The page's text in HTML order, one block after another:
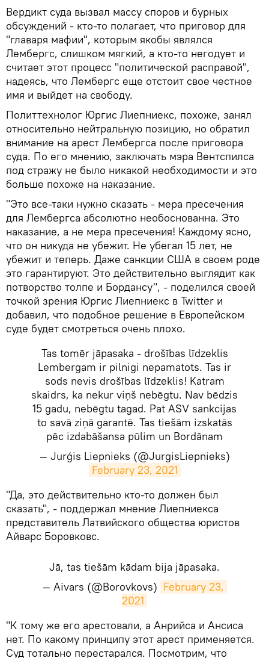
Вердикт суда вызвал массу споров и бурных
обсуждений - кто-то полагает, что приговор для
"главаря мафии", которым якобы являлся
Лембергс, слишком мягкий, а кто-то негодует и
считает этот процесс "политической расправой",
надеясь, что Лембергс еще отстоит свое честное
имя и выйдет на свободу.
Политтехнолог Юргис Лиепниекс, похоже, занял
относительно нейтральную позицию, но обратил
внимание на арест Лембергса после приговора
суда. По его мнению, заключать мэра Вентспилса
под стражу не было никакой необходимости и это
больше похоже на наказание.
"Это все-таки нужно сказать - мера пресечения
для Лембергса абсолютно необоснованна. Это
наказание, а не мера пресечения! Каждому ясно,
что он никуда не убежит. Не убегал 15 лет, не
убежит и теперь. Даже санкции США в своем роде
это гарантируют. Это действительно выглядит как
потворство толпе и Бордансу", - поделился своей
точкой зрения Юргис Лиепниекс в Twitter и
добавил, что подобное решение в Европейском
суде будет смотреться очень плохо.
Tas tomēr jāpasaka - drošības līdzeklis
Lembergam ir pilnigi nepamatots. Tas ir
sods nevis drošības līdzeklis! Katram
skaidrs, ka nekur viņš nebēgtu. Nav bēdzis
15 gadu, nebēgtu tagad. Pat ASV sankcijas
to savā ziņā garantē. Tas tiešām izskatās
pēc izdabāšansa pūlim un Bordānam
— Jurģis Liepnieks (@JurgisLiepnieks)
February 23, 2021
​"Да, это действительно кто-то должен был
сказать", - поддержал мнение Лиепниекса
представитель Латвийского общества юристов
Айварс Боровковс.
Jā, tas tiešām kādam bija jāpasaka.
— Aivars (@Borovkovs) February 23,
2021
​"К тому же его арестовали, а Анрийса и Ансиса
нет. По какому принципу этот арест применяется.
Суд тотально перестарался. Посмотрим, что